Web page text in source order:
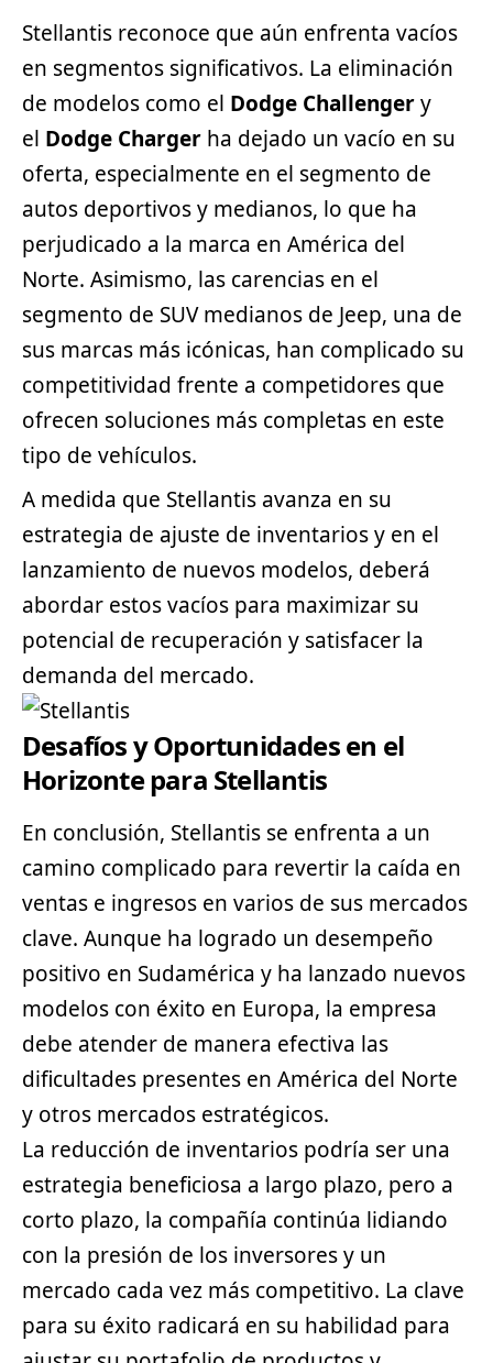
Stellantis reconoce que aún enfrenta vacíos
en segmentos significativos. La eliminación
de modelos como el Dodge Challengery
el Dodge Charger ha dejado un vacío en su
oferta, especialmente en el segmento de
autos deportivos y medianos, lo que ha
perjudicado a la marca en América del
Norte. Asimismo, las carencias en el
segmento de SUV medianos de Jeep, una de
sus marcas más icónicas, han complicado su
competitividad frente a competidores que
ofrecen soluciones más completas en este
tipo de vehículos.
A medida que Stellantis avanza en su
estrategia de ajuste de inventarios y en el
lanzamiento de nuevos modelos, deberá
abordar estos vacíos para maximizar su
potencial de recuperación y satisfacer la
demanda del mercado.
Desafíos y Oportunidades en el
Horizonte para Stellantis
En conclusión, Stellantis se enfrenta a un
camino complicado para revertir la caída en
ventas e ingresos en varios de sus mercados
clave. Aunque ha logrado un desempeño
positivo en Sudamérica y ha lanzado nuevos
modelos con éxito en Europa, la empresa
debe atender de manera efectiva las
dificultades presentes en América del Norte
y otros mercados estratégicos.
La reducción de inventarios podría ser una
estrategia beneficiosa a largo plazo, pero a
corto plazo, la compañía continúa lidiando
con la presión de los inversores y un
mercado cada vez más competitivo. La clave
para su éxito radicará en su habilidad para